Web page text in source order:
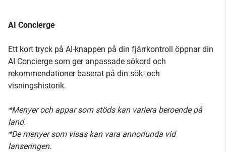
AI Concierge
Ett kort tryck på AI-knappen på din fjärrkontroll öppnar din
AI Concierge som ger anpassade sökord och
rekommendationer baserat på din sök- och
visningshistorik.
*Menyer och appar som stöds kan variera beroende på
land.
*De menyer som visas kan vara annorlunda vid
lanseringen.